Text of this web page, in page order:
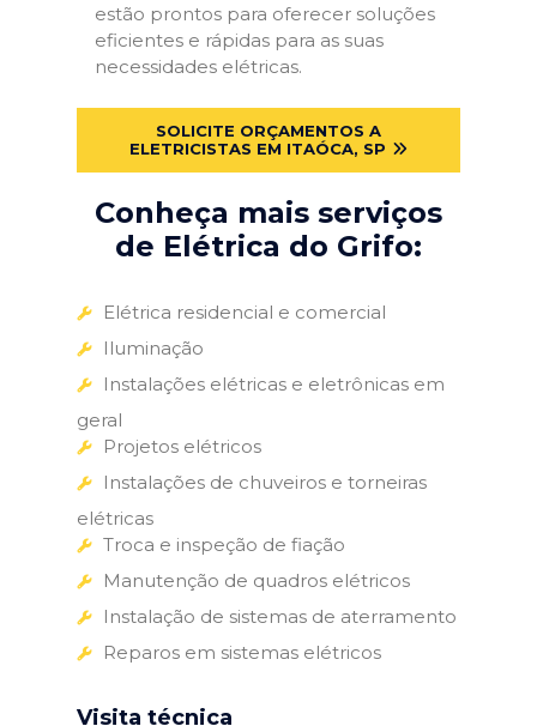
estão prontos para oferecer soluções
eficientes e rápidas para as suas
necessidades elétricas.
SOLICITE ORÇAMENTOS A
ELETRICISTAS EM ITAÓCA, SP
Conheça mais serviços
de Elétrica do Grifo:
Elétrica residencial e comercial
Iluminação
Instalações elétricas e eletrônicas em
geral
Projetos elétricos
Instalações de chuveiros e torneiras
elétricas
Troca e inspeção de fiação
Manutenção de quadros elétricos
Instalação de sistemas de aterramento
Reparos em sistemas elétricos
Visita técnica